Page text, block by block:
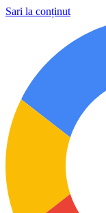
Sari la conținut